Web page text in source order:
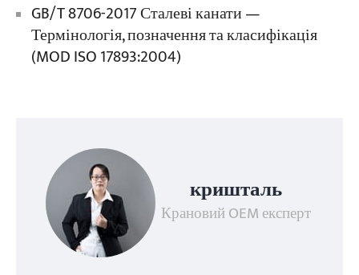
GB/T 8706-2017 Сталеві канати —
Термінологія, позначення та класифікація
(MOD ISO 17893:2004)
кришталь
Крановий OEM експерт